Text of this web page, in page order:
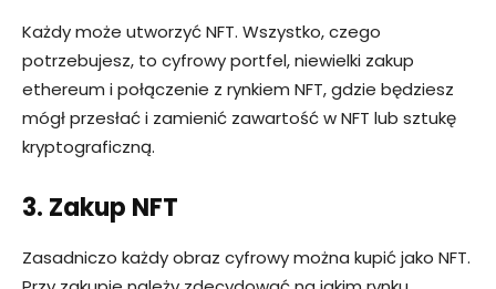
Każdy może utworzyć NFT. Wszystko, czego
potrzebujesz, to cyfrowy portfel, niewielki zakup
ethereum i połączenie z rynkiem NFT, gdzie będziesz
mógł przesłać i zamienić zawartość w NFT lub sztukę
kryptograficzną.
3. Zakup NFT
Zasadniczo każdy obraz cyfrowy można kupić jako NFT.